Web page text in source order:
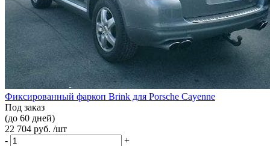
Фиксированный фаркоп Brink для Porsche Cayenne
Под заказ
(до 60 дней)
22 704 руб. /шт
-
+